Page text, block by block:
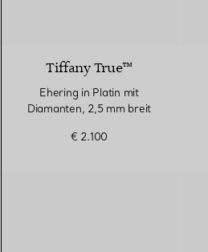
Tiffany True™
Ehering in Platin mit
Diamanten, 2,5 mm breit
€ 2.100